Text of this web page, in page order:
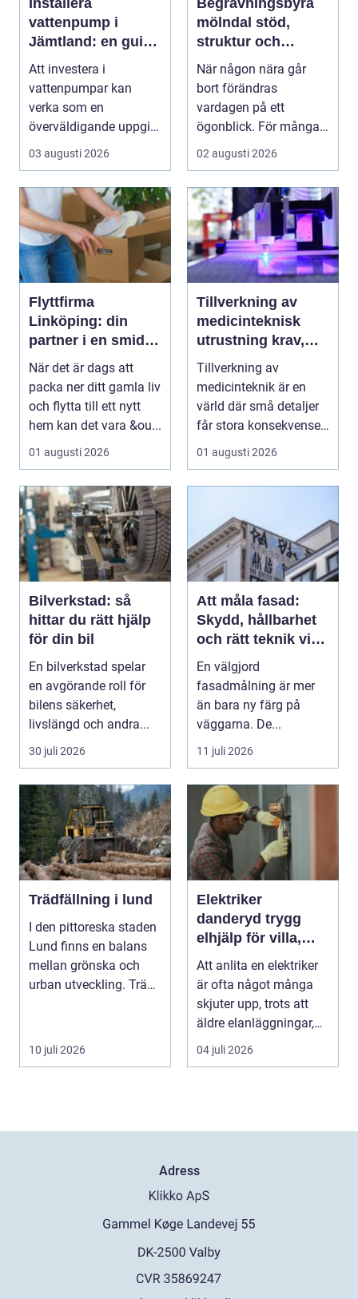
vattenpump i
Jämtland: en guide
till hållbara och
effektiva lösningar
Att investera i
vattenpumpar kan
verka som en
överväldigande uppgift,
speciellt om man bor...
03 augusti 2026
mölndal stöd,
struktur och
omtanke i en svår
tid
När någon nära går
bort förändras
vardagen på ett
ögonblick. För många i
Mölndal blir första
frågan:...
02 augusti 2026
Flyttfirma
Linköping: din
partner i en smidig
flytt
När det är dags att
packa ner ditt gamla liv
och flytta till ett nytt
hem kan det vara &ou...
01 augusti 2026
Tillverkning av
medicinteknisk
utrustning krav,
kvalitet och
precision
Tillverkning av
medicinteknik är en
värld där små detaljer
får stora konsekvenser.
En liten avvikels...
01 augusti 2026
Bilverkstad: så
hittar du rätt hjälp
för din bil
En bilverkstad spelar
en avgörande roll för
bilens säkerhet,
livslängd och andra...
30 juli 2026
Att måla fasad:
Skydd, hållbarhet
och rätt teknik vid
fasadmålning
En välgjord
fasadmålning är mer
än bara ny färg på
väggarna. De...
11 juli 2026
Trädfällning i lund
I den pittoreska staden
Lund finns en balans
mellan grönska och
urban utveckling. Träd
10 juli 2026
Elektriker
danderyd trygg
elhjälp för villa,
lägenhet och
företag
Att anlita en elektriker
är ofta något många
skjuter upp, trots att
äldre elanläggningar,
provisoris...
04 juli 2026
Adress